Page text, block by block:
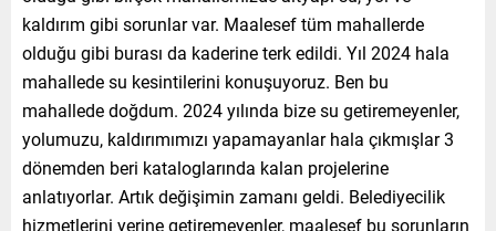
kaldırım gibi sorunlar var. Maalesef tüm mahallerde
olduğu gibi burası da kaderine terk edildi. Yıl 2024 hala
mahallede su kesintilerini konuşuyoruz. Ben bu
mahallede doğdum. 2024 yılında bize su getiremeyenler,
yolumuzu, kaldırımımızı yapamayanlar hala çıkmışlar 3
dönemden beri kataloglarında kalan projelerine
anlatıyorlar. Artık değişimin zamanı geldi. Belediyecilik
hizmetlerini yerine getiremeyenler, maalesef bu sorunların